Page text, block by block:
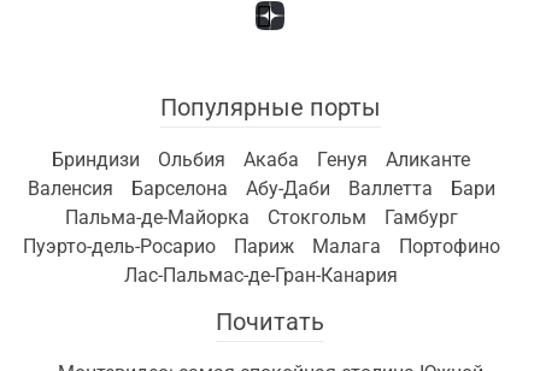
Популярные порты
Бриндизи Ольбия Акаба Генуя
Аликанте
Валенсия
Барселона Абу-Даби Валлетта
Бари
Пальма-де-Майорка
Стокгольм
Гамбург
Пуэрто-дель-Росарио
Париж Малага
Портофино
Лас-Пальмас-де-Гран-Канария
Почитать